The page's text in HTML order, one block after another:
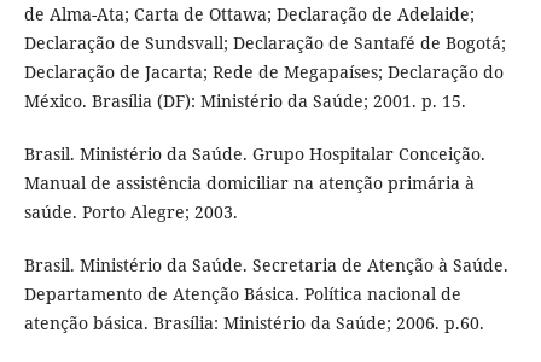
de Alma-Ata; Carta de Ottawa; Declaração de Adelaide;
Declaração de Sundsvall; Declaração de Santafé de Bogotá;
Declaração de Jacarta; Rede de Megapaíses; Declaração do
México. Brasília (DF): Ministério da Saúde; 2001. p. 15.
Brasil. Ministério da Saúde. Grupo Hospitalar Conceição.
Manual de assistência domiciliar na atenção primária à
saúde. Porto Alegre; 2003.
Brasil. Ministério da Saúde. Secretaria de Atenção à Saúde.
Departamento de Atenção Básica. Política nacional de
atenção básica. Brasília: Ministério da Saúde; 2006. p.60.